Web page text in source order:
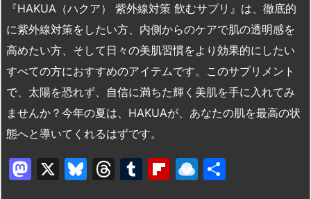
『HAKUA（ハクア） 紫外線対策 飲むサプリ』は、徹底的
に紫外線対策をしたい方、内側からのケアで肌の透明感を
高めたい方、そして日々の美肌習慣をより効果的にしたい
すべての方におすすめのアイテムです。このサプリメント
で、太陽を恐れず、自信に満ちた輝く美肌を手に入れてみ
ませんか？今年の夏は、HAKUAが、あなたの肌を最高の状
態へと導いてくれるはずです。
M X
Bl
T
T
Fl R